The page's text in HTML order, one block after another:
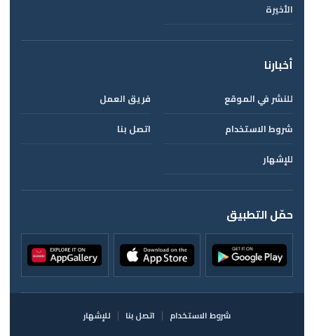
الأخيرة
أخبارنا
للنشر في الموقع
فريق العمل
شروط الاستخدام
اتصل بنا
للإشهار
حمّل التطبيق
شروط الاستخدام اتصل بنا
للإشهار